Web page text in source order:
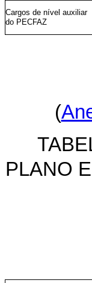
Cargos de nível auxiliar
do PECFAZ
(
PLANO